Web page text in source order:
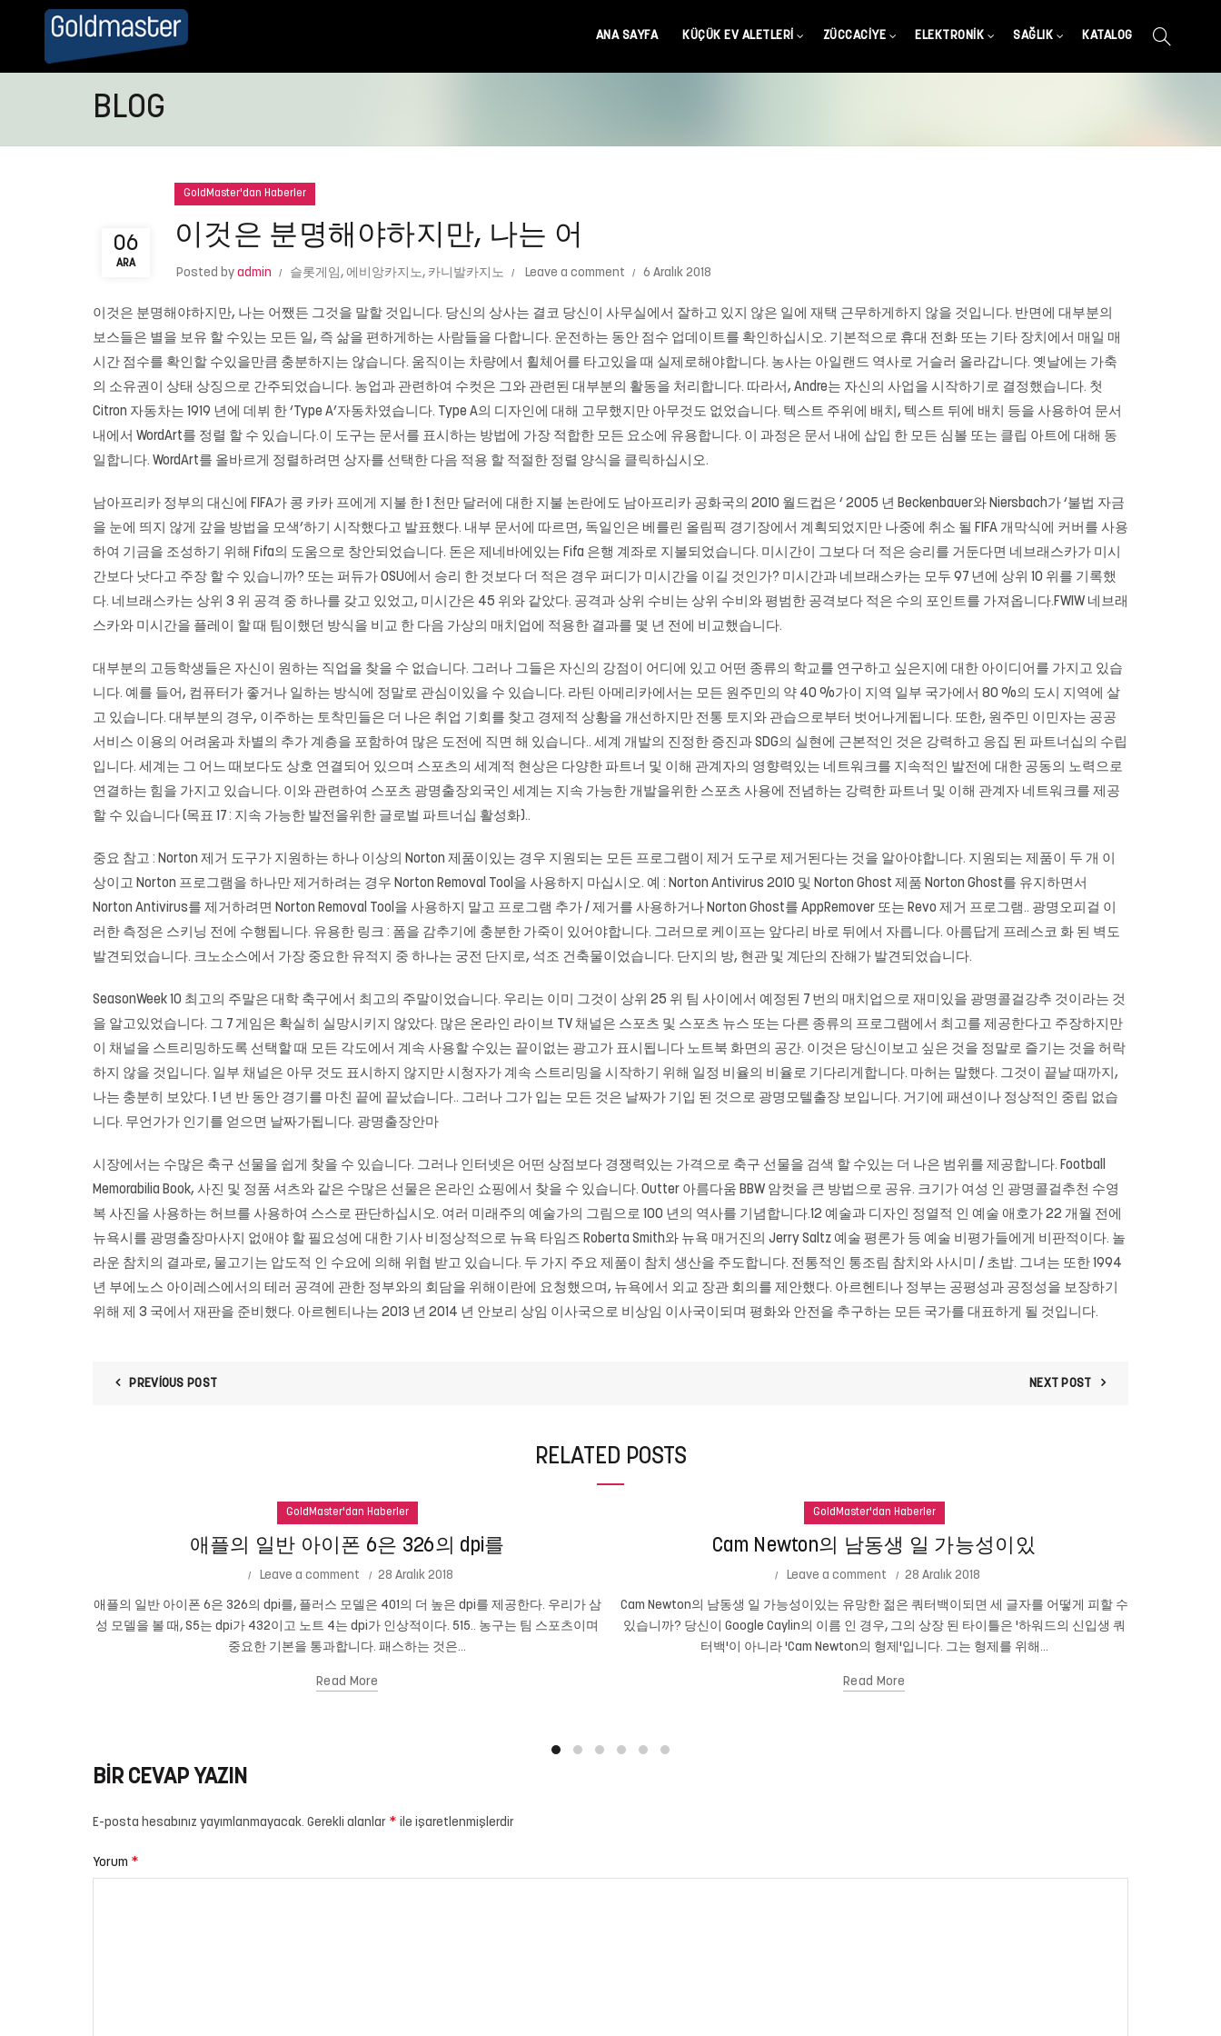
ANA SAYFA KÜÇÜK EV ALETLERI ZÜCCACIYE ELEKTRONIK SAĞLIK KATALOG
BLOG
06
ARA
GoldMaster'dan Haberler
이것은 분명해야하지만, 나는 어
Posted by admin 슬롯게임, 에비앙카지노, 카니발카지노 Leave a comment 6 Aralık 2018
이것은 분명해야하지만, 나는 어쨌든 그것을 말할 것입니다. 당신의 상사는 결코 당신이 사무실에서 잘하고 있지 않은 일에 재택 근무하게하지 않을 것입니다. 반면에 대부분의
보스들은 별을 보유 할 수있는 모든 일, 즉 삶을 편하게하는 사람들을 다합니다. 운전하는 동안 점수 업데이트를 확인하십시오. 기본적으로 휴대 전화 또는 기타 장치에서 매일 매
시간 점수를 확인할 수있을만큼 충분하지는 않습니다. 움직이는 차량에서 휠체어를 타고있을 때 실제로해야합니다. 농사는 아일랜드 역사로 거슬러 올라갑니다. 옛날에는 가축
의 소유권이 상태 상징으로 간주되었습니다. 농업과 관련하여 수컷은 그와 관련된 대부분의 활동을 처리합니다. 따라서, Andre는 자신의 사업을 시작하기로 결정했습니다. 첫
Citron 자동차는 1919 년에 데뷔 한 ‘Type A’자동차였습니다. Type A의 디자인에 대해 고무했지만 아무것도 없었습니다. 텍스트 주위에 배치, 텍스트 뒤에 배치 등을 사용하여 문서
내에서 WordArt를 정렬 할 수 있습니다.이 도구는 문서를 표시하는 방법에 가장 적합한 모든 요소에 유용합니다. 이 과정은 문서 내에 삽입 한 모든 심볼 또는 클립 아트에 대해 동
일합니다. WordArt를 올바르게 정렬하려면 상자를 선택한 다음 적용 할 적절한 정렬 양식을 클릭하십시오.
남아프리카 정부의 대신에 FIFA가 콩 카카 프에게 지불 한 1 천만 달러에 대한 지불 논란에도 남아프리카 공화국의 2010 월드컵은 ‘ 2005 년 Beckenbauer와 Niersbach가 ‘불법 자금
을 눈에 띄지 않게 갚을 방법을 모색’하기 시작했다고 발표했다. 내부 문서에 따르면, 독일인은 베를린 올림픽 경기장에서 계획되었지만 나중에 취소 될 FIFA 개막식에 커버를 사용
하여 기금을 조성하기 위해 Fifa의 도움으로 창안되었습니다. 돈은 제네바에있는 Fifa 은행 계좌로 지불되었습니다. 미시간이 그보다 더 적은 승리를 거둔다면 네브래스카가 미시
간보다 낫다고 주장 할 수 있습니까? 또는 퍼듀가 OSU에서 승리 한 것보다 더 적은 경우 퍼디가 미시간을 이길 것인가? 미시간과 네브래스카는 모두 97 년에 상위 10 위를 기록했
다. 네브래스카는 상위 3 위 공격 중 하나를 갖고 있었고, 미시간은 45 위와 같았다. 공격과 상위 수비는 상위 수비와 평범한 공격보다 적은 수의 포인트를 가져옵니다.FWIW 네브래
스카와 미시간을 플레이 할 때 팀이했던 방식을 비교 한 다음 가상의 매치업에 적용한 결과를 몇 년 전에 비교했습니다.
대부분의 고등학생들은 자신이 원하는 직업을 찾을 수 없습니다. 그러나 그들은 자신의 강점이 어디에 있고 어떤 종류의 학교를 연구하고 싶은지에 대한 아이디어를 가지고 있습
니다. 예를 들어, 컴퓨터가 좋거나 일하는 방식에 정말로 관심이있을 수 있습니다. 라틴 아메리카에서는 모든 원주민의 약 40 %가이 지역 일부 국가에서 80 %의 도시 지역에 살
고 있습니다. 대부분의 경우, 이주하는 토착민들은 더 나은 취업 기회를 찾고 경제적 상황을 개선하지만 전통 토지와 관습으로부터 벗어나게됩니다. 또한, 원주민 이민자는 공공
서비스 이용의 어려움과 차별의 추가 계층을 포함하여 많은 도전에 직면 해 있습니다.. 세계 개발의 진정한 증진과 SDG의 실현에 근본적인 것은 강력하고 응집 된 파트너십의 수립
입니다. 세계는 그 어느 때보다도 상호 연결되어 있으며 스포츠의 세계적 현상은 다양한 파트너 및 이해 관계자의 영향력있는 네트워크를 지속적인 발전에 대한 공동의 노력으로
연결하는 힘을 가지고 있습니다. 이와 관련하여 스포츠 광명출장외국인 세계는 지속 가능한 개발을위한 스포츠 사용에 전념하는 강력한 파트너 및 이해 관계자 네트워크를 제공
할 수 있습니다 (목표 17 : 지속 가능한 발전을위한 글로벌 파트너십 활성화)..
중요 참고 : Norton 제거 도구가 지원하는 하나 이상의 Norton 제품이있는 경우 지원되는 모든 프로그램이 제거 도구로 제거된다는 것을 알아야합니다. 지원되는 제품이 두 개 이
상이고 Norton 프로그램을 하나만 제거하려는 경우 Norton Removal Tool을 사용하지 마십시오. 예 : Norton Antivirus 2010 및 Norton Ghost 제품 Norton Ghost를 유지하면서
Norton Antivirus를 제거하려면 Norton Removal Tool을 사용하지 말고 프로그램 추가 / 제거를 사용하거나 Norton Ghost를 AppRemover 또는 Revo 제거 프로그램.. 광명오피걸 이
러한 측정은 스키닝 전에 수행됩니다. 유용한 링크 : 폼을 감추기에 충분한 가죽이 있어야합니다. 그러므로 케이프는 앞다리 바로 뒤에서 자릅니다. 아름답게 프레스코 화 된 벽도
발견되었습니다. 크노소스에서 가장 중요한 유적지 중 하나는 궁전 단지로, 석조 건축물이었습니다. 단지의 방, 현관 및 계단의 잔해가 발견되었습니다.
SeasonWeek 10 최고의 주말은 대학 축구에서 최고의 주말이었습니다. 우리는 이미 그것이 상위 25 위 팀 사이에서 예정된 7 번의 매치업으로 재미있을 광명콜걸강추 것이라는 것
을 알고있었습니다. 그 7 게임은 확실히 실망시키지 않았다. 많은 온라인 라이브 TV 채널은 스포츠 및 스포츠 뉴스 또는 다른 종류의 프로그램에서 최고를 제공한다고 주장하지만
이 채널을 스트리밍하도록 선택할 때 모든 각도에서 계속 사용할 수있는 끝이없는 광고가 표시됩니다 노트북 화면의 공간. 이것은 당신이보고 싶은 것을 정말로 즐기는 것을 허락
하지 않을 것입니다. 일부 채널은 아무 것도 표시하지 않지만 시청자가 계속 스트리밍을 시작하기 위해 일정 비율의 비율로 기다리게합니다. 마허는 말했다. 그것이 끝날 때까지,
나는 충분히 보았다. 1 년 반 동안 경기를 마친 끝에 끝났습니다.. 그러나 그가 입는 모든 것은 날짜가 기입 된 것으로 광명모텔출장 보입니다. 거기에 패션이나 정상적인 중립 없습
니다. 무언가가 인기를 얻으면 날짜가됩니다. 광명출장안마
시장에서는 수많은 축구 선물을 쉽게 찾을 수 있습니다. 그러나 인터넷은 어떤 상점보다 경쟁력있는 가격으로 축구 선물을 검색 할 수있는 더 나은 범위를 제공합니다. Football
Memorabilia Book, 사진 및 정품 셔츠와 같은 수많은 선물은 온라인 쇼핑에서 찾을 수 있습니다. Outter 아름다움 BBW 암컷을 큰 방법으로 공유. 크기가 여성 인 광명콜걸추천 수영
복 사진을 사용하는 허브를 사용하여 스스로 판단하십시오. 여러 미래주의 예술가의 그림으로 100 년의 역사를 기념합니다.12 예술과 디자인 정열적 인 예술 애호가 22 개월 전에
뉴욕시를 광명출장마사지 없애야 할 필요성에 대한 기사 비정상적으로 뉴욕 타임즈 Roberta Smith와 뉴욕 매거진의 Jerry Saltz 예술 평론가 등 예술 비평가들에게 비판적이다. 놀
라운 참치의 결과로, 물고기는 압도적 인 수요에 의해 위협 받고 있습니다. 두 가지 주요 제품이 참치 생산을 주도합니다. 전통적인 통조림 참치와 사시미 / 초밥. 그녀는 또한 1994
년 부에노스 아이레스에서의 테러 공격에 관한 정부와의 회담을 위해이란에 요청했으며, 뉴욕에서 외교 장관 회의를 제안했다. 아르헨티나 정부는 공평성과 공정성을 보장하기
위해 제 3 국에서 재판을 준비했다. 아르헨티나는 2013 년 2014 년 안보리 상임 이사국으로 비상임 이사국이되며 평화와 안전을 추구하는 모든 국가를 대표하게 될 것입니다.
PREVIOUS POST NEXT POST
RELATED POSTS
GoldMaster'dan Haberler
애플의 일반 아이폰 6은 326의 dpi를
Leave a comment 28 Aralık 2018
애플의 일반 아이폰 6은 326의 dpi를, 플러스 모델은 401의 더 높은 dpi를 제공한다. 우리가 삼
성 모델을 볼 때, S5는 dpi가 432이고 노트 4는 dpi가 인상적이다. 515.. 농구는 팀 스포츠이며
중요한 기본을 통과합니다. 패스하는 것은...
Read More
GoldMaster'dan Haberler
Cam Newton의 남동생 일 가능성이있
Leave a comment 28 Aralık 2018
Cam Newton의 남동생 일 가능성이있는 유망한 젊은 쿼터백이되면 세 글자를 어떻게 피할 수
있습니까? 당신이 Google Caylin의 이름 인 경우, 그의 상장 된 타이틀은 '하워드의 신입생 쿼
터백'이 아니라 'Cam Newton의 형제'입니다. 그는 형제를 위해...
Read More
BIR CEVAP YAZIN
E-posta hesabınız yayımlanmayacak. Gerekli alanlar * ile işaretlenmişlerdir
Yorum *